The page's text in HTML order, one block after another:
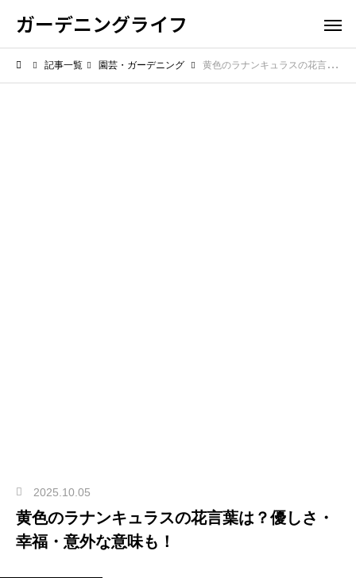
ガーデニングライフ
記事一覧 園芸・ガーデニング 黄色のラナンキュラスの花言葉は？優しさ・幸福・意外な意味も！
2025.10.05
黄色のラナンキュラスの花言葉は？優しさ・
幸福・意外な意味も！